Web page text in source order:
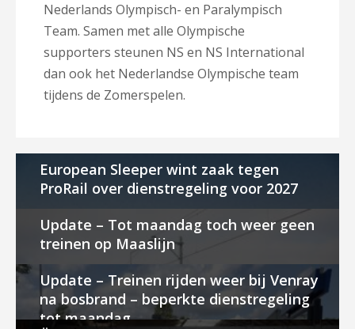
Nederlands Olympisch- en Paralympisch
Team. Samen met alle Olympische
supporters steunen NS en NS International
dan ook het Nederlandse Olympische team
tijdens de Zomerspelen.
European Sleeper wint zaak tegen
ProRail over dienstregeling voor 2027
Update – Tot maandag toch weer geen
treinen op Maaslijn
Update – Treinen rijden weer bij Venray
na bosbrand – beperkte dienstregeling
tot maandag